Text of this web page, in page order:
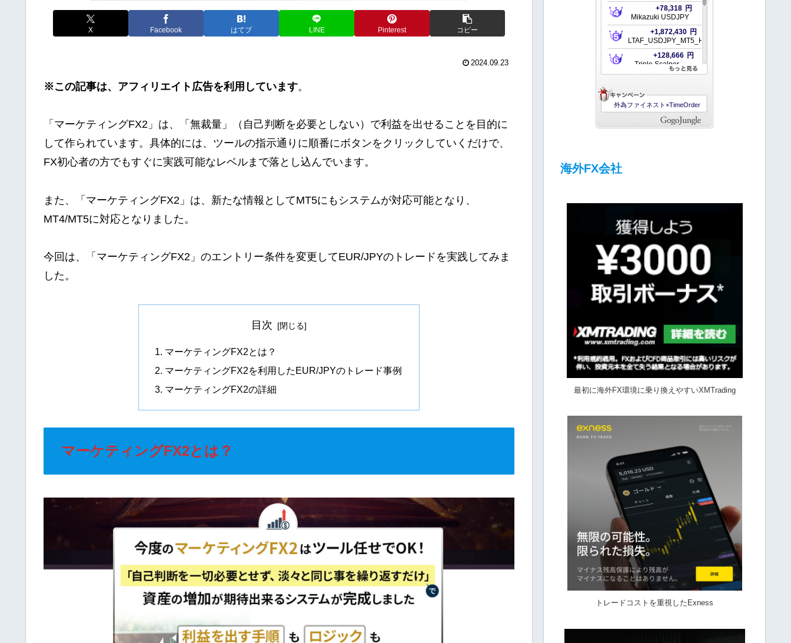
X Facebook はてブ LINE Pinterest コピー
2024.09.23
※この記事は、アフィリエイト広告を利用しています。
「マーケティングFX2」は、「無裁量」（自己判断を必要としない）で利益を出せることを目的に
して作られています。具体的には、ツールの指示通りに順番にボタンをクリックしていくだけで、
FX初心者の方でもすぐに実践可能なレベルまで落とし込んでいます。
また、「マーケティングFX2」は、新たな情報としてMT5にもシステムが対応可能となり、
MT4/MT5に対応となりました。
今回は、「マーケティングFX2」のエントリー条件を変更してEUR/JPYのトレードを実践してみま
した。
目次
マーケティングFX2とは？
マーケティングFX2を利用したEUR/JPYのトレード事例
マーケティングFX2の詳細
マーケティングFX2とは？
海外FX会社
最初に海外FX環境に乗り換えやすいXMTrading
トレードコストを重視したExness